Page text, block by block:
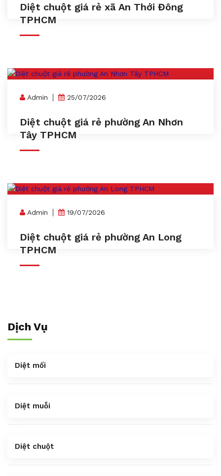
Diệt chuột giá rẻ xã An Thới Đông
TPHCM
Admin 25/07/2026
Diệt chuột giá rẻ phường An Nhơn
Tây TPHCM
Admin 19/07/2026
Diệt chuột giá rẻ phường An Long
TPHCM
Dịch Vụ
Diệt mối
Diệt muỗi
Diệt chuột